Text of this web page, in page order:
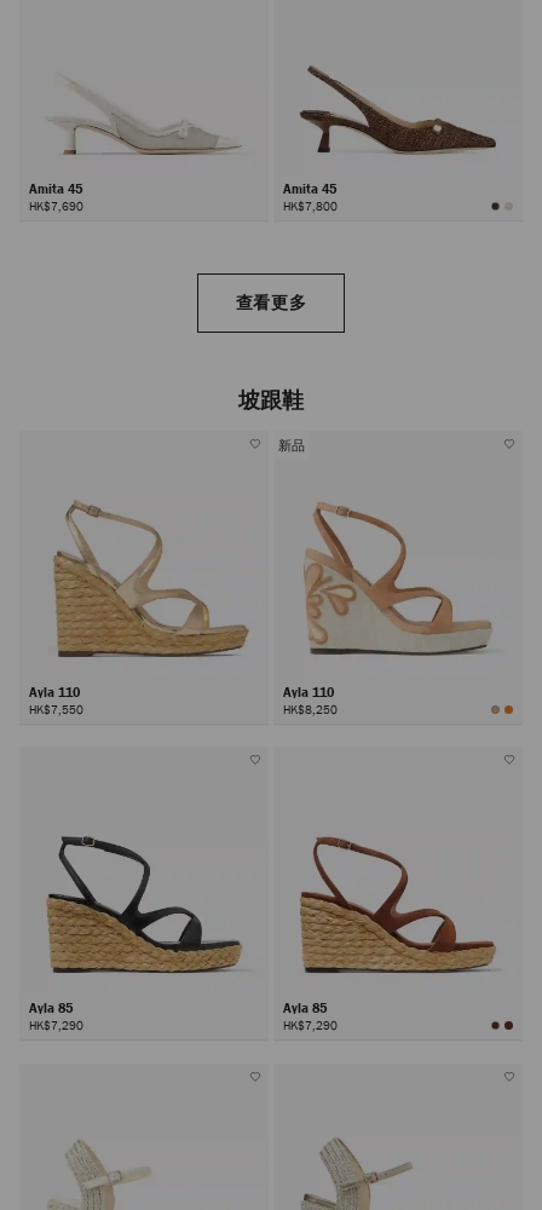
Amita 45
HK$7,690
Amita 45
HK$7,800
查看更多
坡跟鞋
Ayla 110
HK$7,550
新品
Ayla 110
HK$8,250
Ayla 85
HK$7,290
Ayla 85
HK$7,290